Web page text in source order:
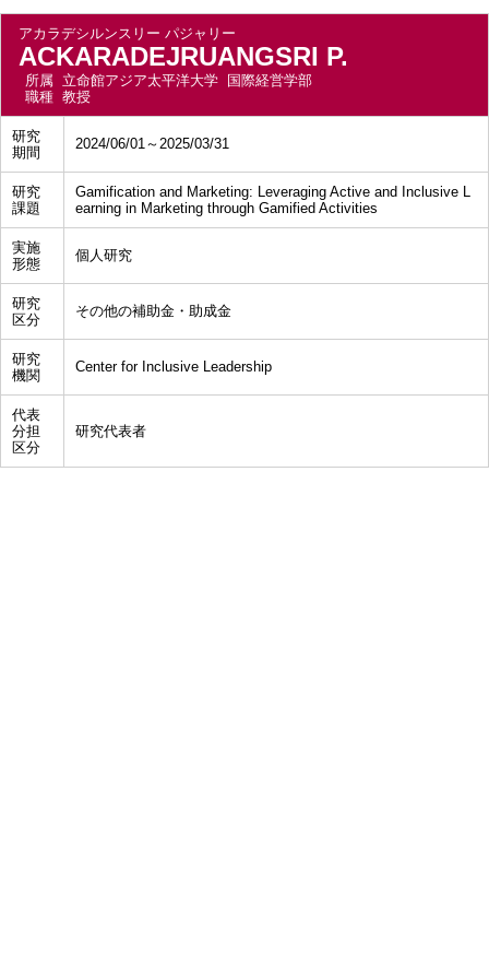
アカラデシルンスリー パジャリー
ACKARADEJRUANGSRI P.
所属 立命館アジア太平洋大学 国際経営学部
職種 教授
研究
期間
2024/06/01～2025/03/31
研究
課題
Gamification and Marketing: Leveraging Active and Inclusive L
earning in Marketing through Gamified Activities
実施
形態
個人研究
研究
区分
その他の補助金・助成金
研究
機関
Center for Inclusive Leadership
代表
分担
区分
研究代表者